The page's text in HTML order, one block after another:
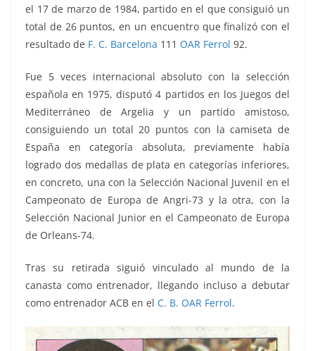
el 17de marzo de 1984, partido en el que consiguió un
total de 26 puntos, en un encuentro que finalizó con el
resultado de F. C. Barcelona 111 OAR Ferrol 92.
Fue 5 veces internacional absoluto con la selección
española en 1975, disputó 4 partidos en los Juegos del
Mediterráneo de Argelia y un partido amistoso,
consiguiendo un total 20 puntos con la camiseta de
España en categoría absoluta, previamente había
logrado dos medallas de plata en categorías inferiores,
en concreto, una con la Selección Nacional Juvenil en el
Campeonato de Europa de Angri-73 y la otra, con la
Selección Nacional Junior en el Campeonato de Europa
de Orleans-74.
Tras su retirada siguió vinculado al mundo de la
canasta como entrenador, llegando incluso a debutar
como entrenador ACB en el C. B. OAR Ferrol.